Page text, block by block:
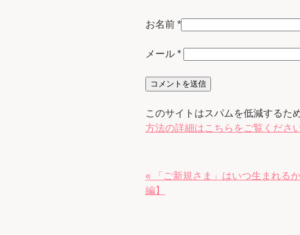
お名前 *
メール *
このサイトはスパムを低減するた
方法の詳細はこちらをご覧くださ
« 「ご新規さま」はいつ生まれる
編】